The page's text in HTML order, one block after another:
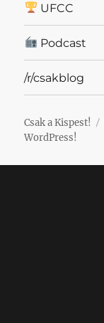
UFCC
Podcast
/r/csakblog
Csak a Kispest!
WordPress!